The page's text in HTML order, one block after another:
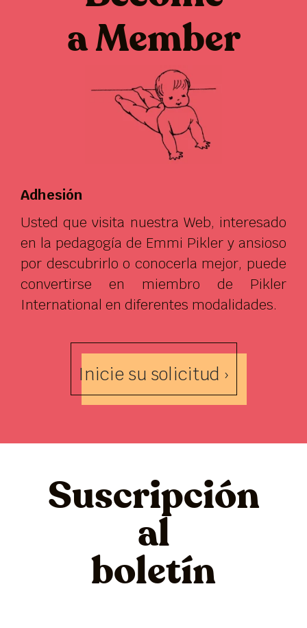
a Member
Adhesión
Usted que visita nuestra Web, interesado
en la pedagogía de Emmi Pikler y ansioso
por descubrirlo o conocerla mejor, puede
convertirse en miembro de Pikler
International en diferentes modalidades.
Inicie su solicitud ›
Suscripción
al
boletín